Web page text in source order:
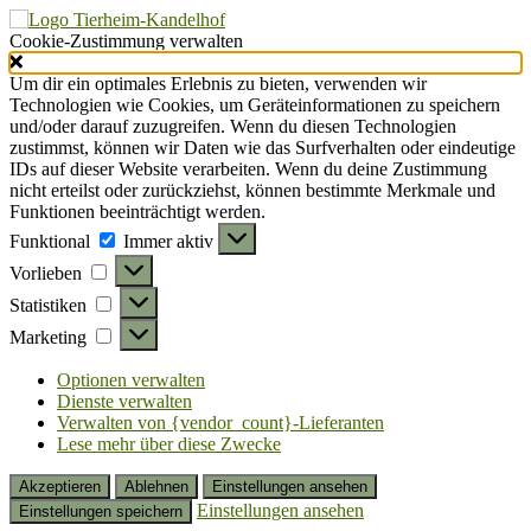
Cookie-Zustimmung verwalten
Um dir ein optimales Erlebnis zu bieten, verwenden wir
Technologien wie Cookies, um Geräteinformationen zu speichern
und/oder darauf zuzugreifen. Wenn du diesen Technologien
zustimmst, können wir Daten wie das Surfverhalten oder eindeutige
IDs auf dieser Website verarbeiten. Wenn du deine Zustimmung
nicht erteilst oder zurückziehst, können bestimmte Merkmale und
Funktionen beeinträchtigt werden.
Funktional
Funktional
Immer aktiv
Vorlieben
Vorlieben
Statistiken Statistiken
Marketing Marketing
Optionen verwalten
Dienste verwalten
Verwalten von {vendor_count}-Lieferanten
Lese mehr über diese Zwecke
Akzeptieren Ablehnen
Einstellungen ansehen
Einstellungen speichern
Einstellungen ansehen